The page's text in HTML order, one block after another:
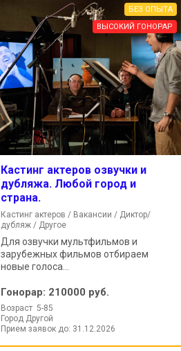
БЕЗ ОПЫТА
ВЫСОКИЙ ГОНОРАР
Кастинг актеров озвучки и
дубляжа. Любой город и
страна.
Кастинг актеров / Вакансии / Диктор/
дубляж / Другое
Для озвучки мультфильмов и
зарубежных фильмов отбираем
новые голоса...
Гонорар: 210000 руб.
Возраст 5-85
Город Другой
Прием заявок до: 31.12.2026